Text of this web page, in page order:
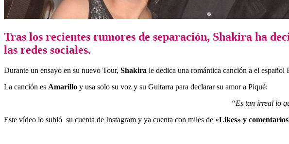
Tras los recientes rumores de separación, Shakira ha
las redes sociales.
Durante un ensayo en su nuevo Tour, Shakira le dedica una romántica canción a el español
La canción es Amarillo y usa solo su voz y su Guitarra para declarar su amor a Piqué:
“Es tan irreal lo
Este vídeo lo subió su cuenta de Instagram y ya cuenta con miles de «Likes» y comentarios